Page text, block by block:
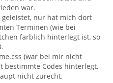
war.
nur hat mich dort
Terminen (wie bei
farblich hinterlegt ist, so
(war bei mir nicht
bestimmte Codes hinterlegt,
nicht zurecht.